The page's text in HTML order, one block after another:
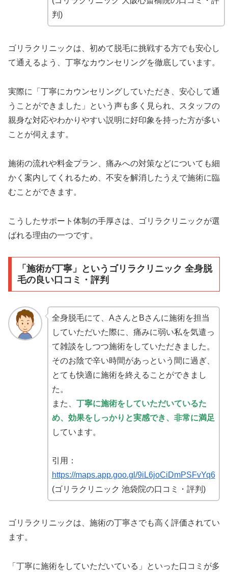
判)
ゴリラクリニックは、初めて脱毛に挑戦する方でも安心し
て通えるよう、丁寧なカウンセリングを徹底しています。
実際に「丁寧にカウンセリングしていただき、安心して通
うことができました」という声も多く見られ、スタッフの
親身な対応やわかりやすい説明に好印象を持った方が多い
ことが伺えます。
施術の流れや料金プラン、痛みへの対策などについても細
かく案内してくれるため、不安を解消したうえで施術に臨
むことができます。
こうしたサポート体制の手厚さは、ゴリラクリニックが選
ばれる理由の一つです。
「施術が丁寧」というゴリラクリニック 全身脱
毛の良い口コミ・評判
全身脱毛にて、AさんとBさんに施術を担当
していただいた際に、痛みに弱い私を気遣っ
て雑談をしつつ施術をしていただきました。
そのお陰で辛い時間があっという間に過ぎ、
とても快適に施術を終えることができまし
た。
また、 丁寧に施術をしていただいているた
め、 効果をしっかりと実感でき、非常に満足
しています。
引用：
https://maps.app.goo.gl/9iL6joCiDmPSFvYq6
(ゴリラクリニック 池袋院の口コミ・評判)
ゴリラクリニックは、施術の丁寧さでも高く評価されてい
ます。
「丁寧に施術をしていただいている」といった口コミが多